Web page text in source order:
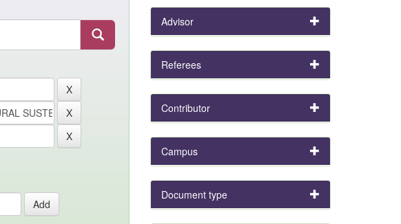
Advisor
Referees
Contributor
Campus
Document type